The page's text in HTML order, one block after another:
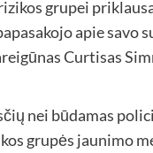
grupei
apie savo
Curtisas
nei būdamas
grupės jaunimo